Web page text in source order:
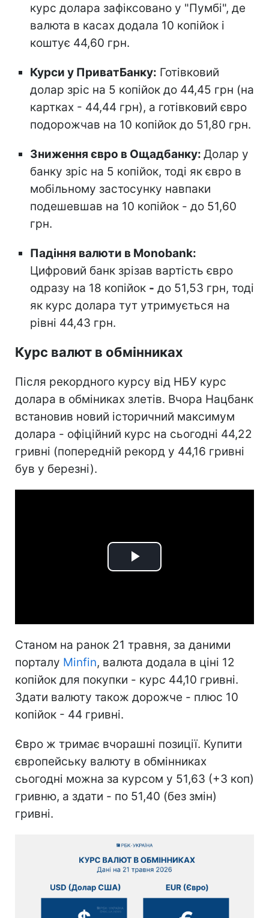
курс долара зафіксовано у "Пумбі", де
валюта в касах додала 10 копійок і
коштує 44,60 грн.
Курси у ПриватБанку: Готівковий
долар зріс на 5 копійок до 44,45 грн (на
картках - 44,44 грн), а готівковий євро
подорожчав на 10 копійок до 51,80 грн.
Зниження євро в Ощадбанку: Долар у
банку зріс на 5 копійок, тоді як євро в
мобільному застосунку навпаки
подешевшав на 10 копійок - до 51,60
грн.
Падіння валюти в Monobank:
Цифровий банк зрізав вартість євро
одразу на 18 копійок - до 51,53 грн, тоді
як курс долара тут утримується на
рівні 44,43 грн.
Курс валют в обмінниках
Після рекордного курсу від НБУ курс
долара в обміниках злетів. Вчора Нацбанк
встановив новий історичний максимум
долара - офіційний курс на сьогодні 44,22
гривні (попередній рекорд у 44,16 гривні
був у березні).
Play
Станом на ранок 21 травня, за даними
порталу Minfin, валюта додала в ціні 12
копійок для покупки - курс 44,10 гривні.
Здати валюту також дорожче - плюс 10
копійок - 44 гривні.
Євро ж тримає вчорашні позиції. Купити
європейську валюту в обмінниках
сьогодні можна за курсом у 51,63 (+3 коп)
гривню, а здати - по 51,40 (без змін)
гривні.